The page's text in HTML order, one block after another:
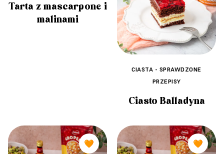
Tarta z mascarpone i
malinami
CIASTA - SPRAWDZONE
PRZEPISY
Ciasto Balladyna
🧡 🧡